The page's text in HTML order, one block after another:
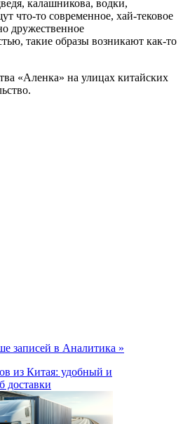
калашникова, водки,
что-то современное, хай-тековое
дружественное
такие образы возникают как-то
«Аленка» на улицах китайских
записей в Аналитика »
из Китая: удобный и
доставки